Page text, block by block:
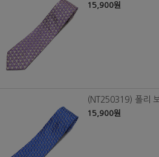
15,900원
(NT250319) 폴리
15,900원